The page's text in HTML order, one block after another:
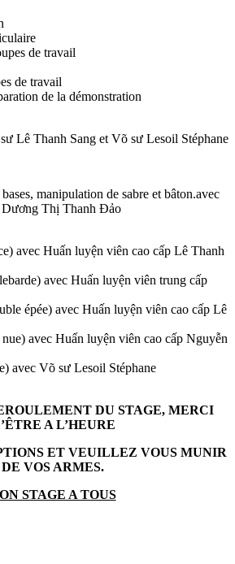
de travail
de travail
de la démonstration
Lê Thanh Sang et Võ sư Lesoil Stéphane
manipulation de sabre et bâton.avec
Dương Thị Thanh Đảo
avec Huấn luyện viên cao cấp Lê Thanh
avec Huấn luyện viên trung cấp
épée) avec Huấn luyện viên cao cấp Lê
avec Huấn luyện viên cao cấp Nguyễn
avec Võ sư Lesoil Stéphane
DU STAGE, MERCI
A L’HEURE
ET VEUILLEZ VOUS MUNIR
DE VOS ARMES.
STAGE A TOUS